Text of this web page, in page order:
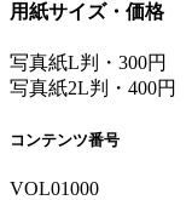
用紙サイズ・価格
写真紙L判・300円
写真紙2L判・400円
コンテンツ番号
VOL01000